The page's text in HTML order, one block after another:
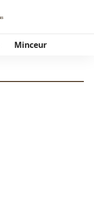
Minceur